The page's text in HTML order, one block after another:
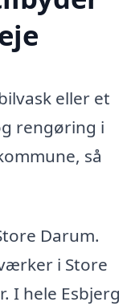
eller et
rengøring i
så
Darum.
i Store
I hele Esbjerg